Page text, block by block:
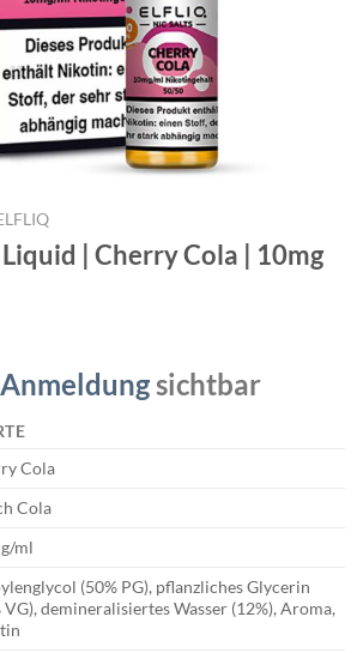
| Cherry Cola | 10mg
Anmeldungsichtbar
Cola
Cola
ml
(50% PG), pflanzliches Glycerin
VG), demineralisiertes Wasser (12%), Aroma,